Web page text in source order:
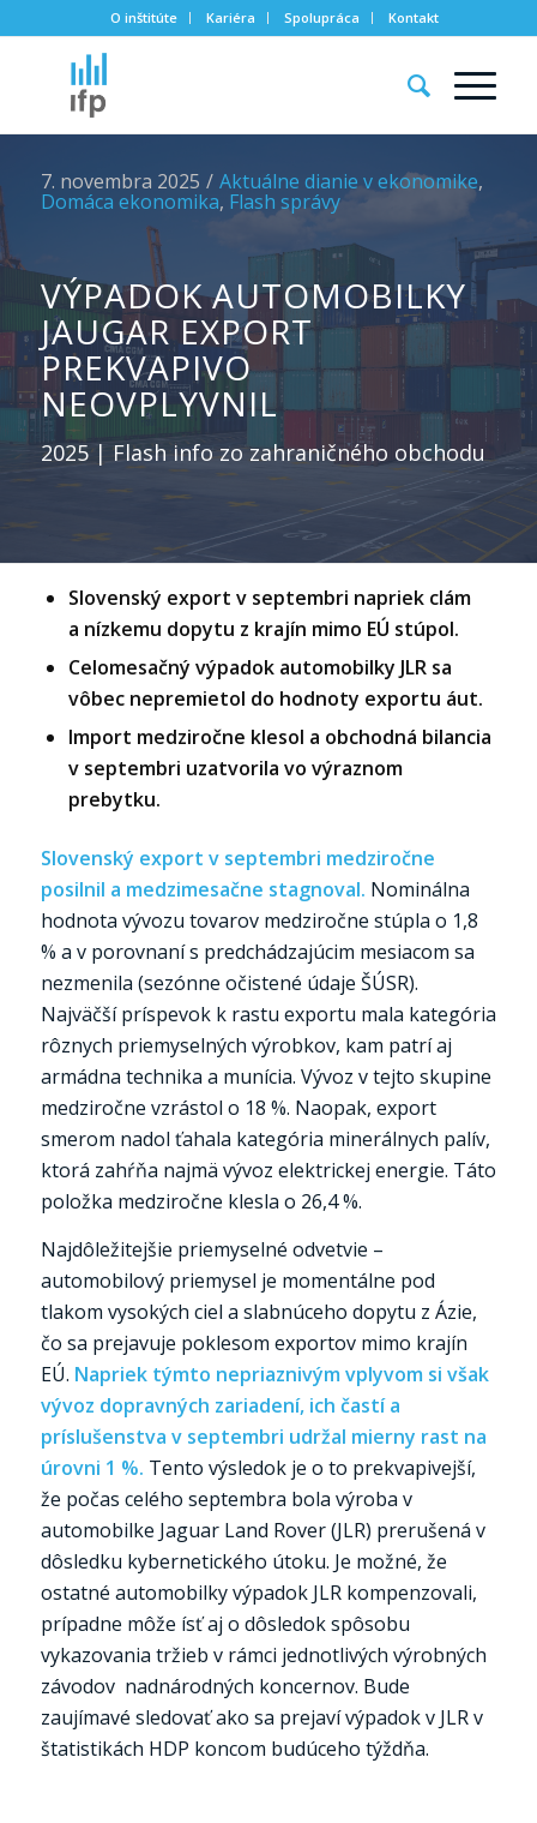
O inštitúte Kariéra Spolupráca Kontakt
7. novembra 2025 / Aktuálne dianie v ekonomike,
Domáca ekonomika, Flash správy
VÝPADOK AUTOMOBILKY
JAUGAR EXPORT
PREKVAPIVO
NEOVPLYVNIL
2025 | Flash info zo zahraničného obchodu
Slovenský export v septembri napriek clám
a nízkemu dopytu z krajín mimo EÚ stúpol.
Celomesačný výpadok automobilky JLR sa
vôbec nepremietol do hodnoty exportu áut.
Import medziročne klesol a obchodná bilancia
v septembri uzatvorila vo výraznom
prebytku.
Slovenský export v septembri medziročne
posilnil a medzimesačne stagnoval. Nominálna
hodnota vývozu tovarov medziročne stúpla o 1,8
% a v porovnaní s predchádzajúcim mesiacom sa
nezmenila (sezónne očistené údaje ŠÚSR).
Najväčší príspevok k rastu exportu mala kategória
rôznych priemyselných výrobkov, kam patrí aj
armádna technika a munícia. Vývoz v tejto skupine
medziročne vzrástol o 18 %. Naopak, export
smerom nadol ťahala kategória minerálnych palív,
ktorá zahŕňa najmä vývoz elektrickej energie. Táto
položka medziročne klesla o 26,4 %.
Najdôležitejšie priemyselné odvetvie –
automobilový priemysel je momentálne pod
tlakom vysokých ciel a slabnúceho dopytu z Ázie,
čo sa prejavuje poklesom exportov mimo krajín
EÚ. Napriek týmto nepriaznivým vplyvom si však
vývoz dopravných zariadení, ich častí a
príslušenstva v septembri udržal mierny rast na
úrovni 1 %. Tento výsledok je o to prekvapivejší,
že počas celého septembra bola výroba v
automobilke Jaguar Land Rover (JLR) prerušená v
dôsledku kybernetického útoku. Je možné, že
ostatné automobilky výpadok JLR kompenzovali,
prípadne môže ísť aj o dôsledok spôsobu
vykazovania tržieb v rámci jednotlivých výrobných
závodov nadnárodných koncernov. Bude
zaujímavé sledovať ako sa prejaví výpadok v JLR v
štatistikách HDP koncom budúceho týždňa.